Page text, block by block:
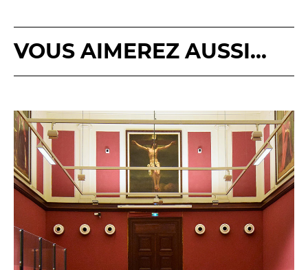
VOUS AIMEREZ AUSSI...